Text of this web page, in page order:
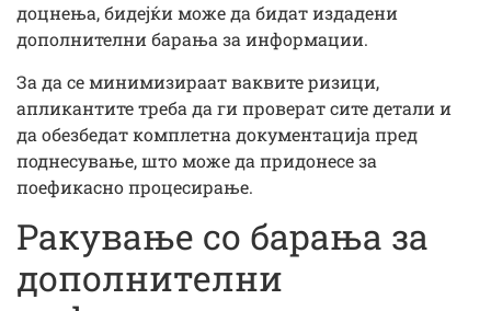
доцнења, бидејќи може да бидат издадени
дополнителни барања за информации.
За да се минимизираат ваквите ризици,
апликантите треба да ги проверат сите детали и
да обезбедат комплетна документација пред
поднесување, што може да придонесе за
поефикасно процесирање.
Ракување со барања за
дополнителни